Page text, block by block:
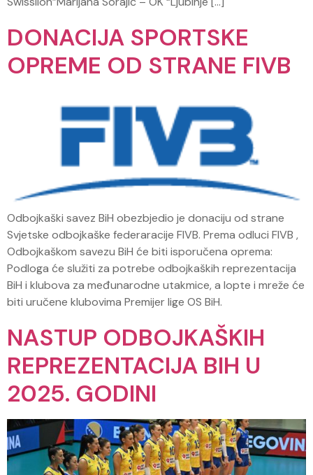
DONACIJA SPORTSKE
OPREME OD STRANE FIVB
Odbojkaški savez BiH obezbjedio je donaciju od strane
Svjetske odbojkaške federaracije FIVB. Prema odluci FIVB ,
Odbojkaškom savezu BiH će biti isporučena oprema:
Podloga će služiti za potrebe odbojkaških reprezentacija
BiH i klubova za međunarodne utakmice, a lopte i mreže će
biti uručene klubovima Premijer lige OS BiH.
NASTUP ODBOJKAŠKIH
REPREZENTACIJA BIH U
2025. GODINI